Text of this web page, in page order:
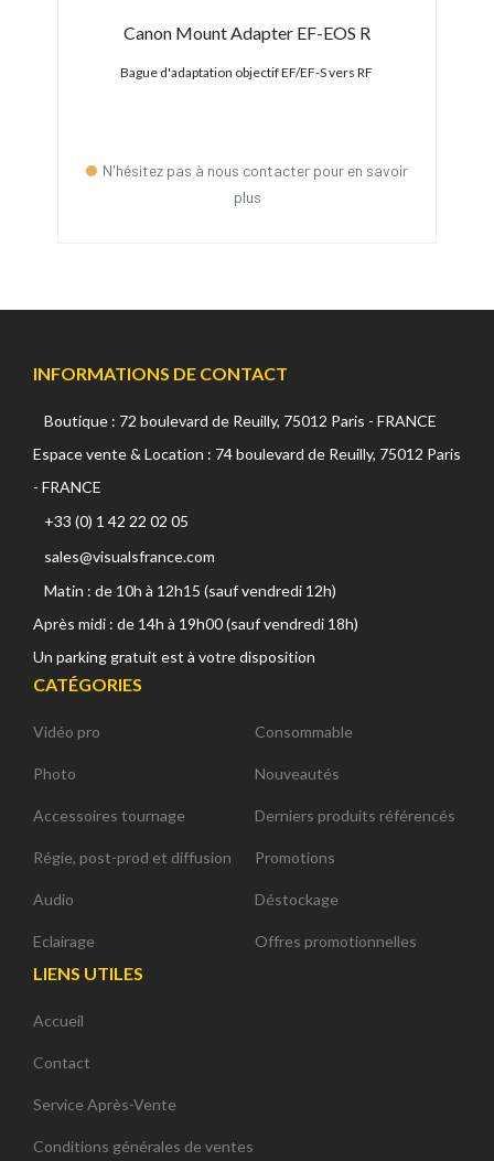
Canon Mount Adapter EF-EOS R
Bague d'adaptation objectif EF/EF-S vers RF
N'hésitez pas à nous contacter pour en savoir
plus
INFORMATIONS DE CONTACT
Boutique : 72 boulevard de Reuilly, 75012 Paris - FRANCE
Espace vente & Location : 74 boulevard de Reuilly, 75012 Paris
- FRANCE
+33 (0) 1 42 22 02 05
sales@visualsfrance.com
Matin : de 10h à 12h15 (sauf vendredi 12h)
Après midi : de 14h à 19h00 (sauf vendredi 18h)
Un parking gratuit est à votre disposition
CATÉGORIES
Vidéo pro
Photo
Accessoires tournage
Régie, post-prod et diffusion
Audio
Eclairage
Consommable
Nouveautés
Derniers produits référencés
Promotions
Déstockage
Offres promotionnelles
LIENS UTILES
Accueil
Contact
Service Après-Vente
Conditions générales de ventes